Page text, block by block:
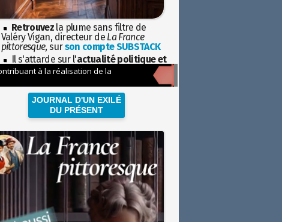
Retrouvez la plume sans filtre de
Valéry Vigan, directeur de La France
pittoresque, surson compte SUBSTACK
Il s'attarde sur l'actualité politique et
sociétaleavec la hauteur de vue de
JOURNAL D'UN EXILÉ
DU PRÉSENT